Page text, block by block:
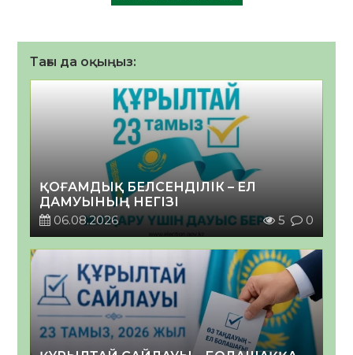
Тағы да оқыңыз:
ҚОҒАМДЫҚ БЕЛСЕНДІЛІК – ЕЛ
ДАМУЫНЫҢ НЕГІЗІ
06.08.2026
5 0